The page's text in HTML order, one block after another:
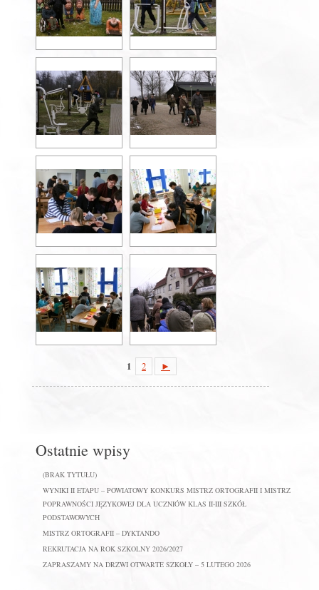
1 2 ►
Ostatnie wpisy
(BRAK TYTUŁU)
WYNIKI II ETAPU – POWIATOWY KONKURS MISTRZ ORTOGRAFII I MISTRZ
POPRAWNOŚCI JĘZYKOWEJ DLA UCZNIÓW KLAS II-III SZKÓŁ
PODSTAWOWYCH
MISTRZ ORTOGRAFII – DYKTANDO
REKRUTACJA NA ROK SZKOLNY 2026/2027
ZAPRASZAMY NA DRZWI OTWARTE SZKOŁY – 5 LUTEGO 2026